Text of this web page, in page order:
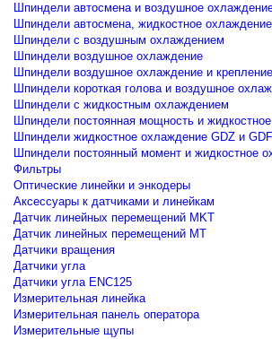
Шпиндели автосмена и воздушное
Шпиндели автосмена, жидкостное
Шпиндели с воздушным охлаждением
Шпиндели воздушное охлаждение
Шпиндели воздушное охлаждение и крепление
Шпиндели короткая голова и воздушное
Шпиндели с жидкостным охлаждением
Шпиндели постоянная мощность и
Шпиндели жидкостное охлаждение GDZ и GDF
Шпиндели постоянный момент и жидкостное
Фильтры
Оптические линейки и энкодеры
Аксессуары к датчиками и линейкам
Датчик линейных перемещений MKT
Датчик линейных перемещений MT
Датчики вращения
Датчики угла
Датчики угла ENC125
Измерительная линейка
Измерительная панель оператора
Измерительные щупы